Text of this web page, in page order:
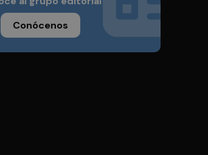
Conócenos